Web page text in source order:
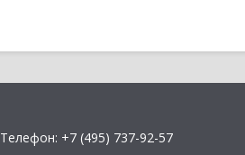
Телефон: +7 (495) 737-92-57